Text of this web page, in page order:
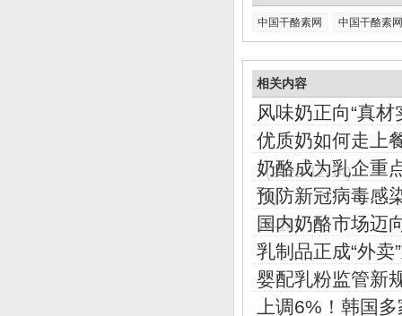
中国干酪素网 中国干酪素网
相关内容
风味奶正向“真
优质奶如何走上
(2022-12-14)
奶酪成为乳企重
14)
预防新冠病毒感
12-14)
国内奶酪市场迈
乳制品正成“外
婴配乳粉监管新
上调6%！韩国